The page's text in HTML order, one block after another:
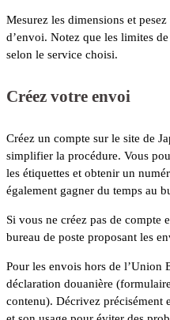
Mesurez les dimensions et
d’envoi. Notez que les limites
selon le service choisi.
Créez votre envoi
Créez un compte sur le site de
simplifier la procédure. Vous
les étiquettes et obtenir un
également gagner du temps au
Si vous ne créez pas de compte
bureau de poste proposant les
Pour les envois hors de l’Union
déclaration douanière
contenu). Décrivez précisément